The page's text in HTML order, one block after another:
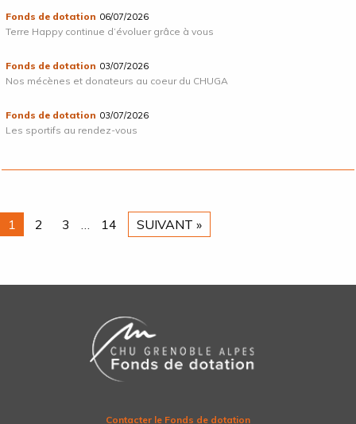
Fonds de dotation 06/07/2026
Terre Happy continue d’évoluer grâce à vous
Fonds de dotation 03/07/2026
Nos mécènes et donateurs au coeur du CHUGA
Fonds de dotation 03/07/2026
Les sportifs au rendez-vous
1 2 3 … 14 SUIVANT »
Contacter le Fonds de dotation